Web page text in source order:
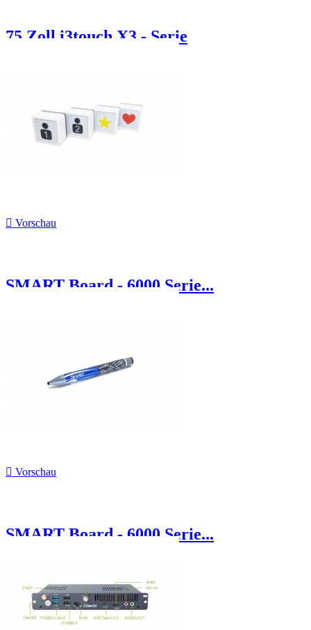
75 Zoll i3touch X3 - Serie
 Vorschau
SMART Board - 6000 Serie...
 Vorschau
SMART Board - 6000 Serie...